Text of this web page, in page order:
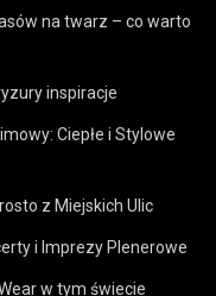
na twarz – co warto
inspiracje
Ciepłe i Stylowe
z Miejskich Ulic
i Imprezy Plenerowe
w tym świecie